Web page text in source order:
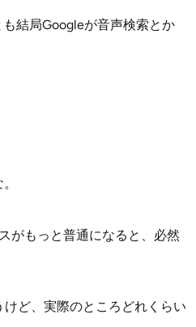
結局Googleが音声検索とか
がもっと普通になると、必然
ど、実際のところどれくらい